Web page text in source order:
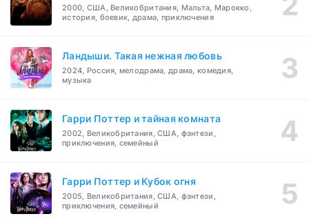
2000, США, Великобритания, Мальта, Марокко,
история, боевик, драма, приключения
Ландыши. Такая нежная любовь
2024, Россия, мелодрама, драма, комедия,
музыка
Гарри Поттер и тайная комната
2002, Великобритания, США, фэнтези,
приключения, семейный
Гарри Поттер и Кубок огня
2005, Великобритания, США, фэнтези,
приключения, семейный